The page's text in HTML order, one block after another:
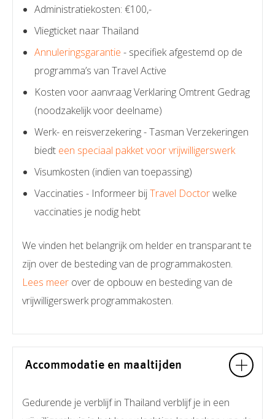
Administratiekosten: €100,-
Vliegticket naar Thailand
Annuleringsgarantie - specifiek afgestemd op de
programma’s van Travel Active
Kosten voor aanvraag Verklaring Omtrent Gedrag
(noodzakelijk voor deelname)
Werk- en reisverzekering - Tasman Verzekeringen
biedt een speciaal pakket voor vrijwilligerswerk
Visumkosten (indien van toepassing)
Vaccinaties - Informeer bijTravel Doctorwelke
vaccinaties je nodig hebt
We vinden het belangrijk om helder en transparant te
zijn over de besteding van de programmakosten.
Lees meer over de opbouw en besteding van de
vrijwilligerswerk programmakosten.
Accommodatie en maaltijden
Gedurende je verblijf in Thailand verblijf je in een